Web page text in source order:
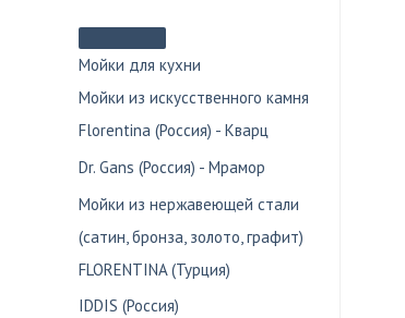
Мойки для кухни
Мойки из искусственного камня
Florentina (Россия) - Кварц
Dr. Gans (Россия) - Мрамор
Мойки из нержавеющей стали
(сатин, бронза, золото, графит)
FLORENTINA (Турция)
IDDIS (Россия)